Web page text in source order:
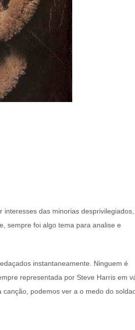
das minorias
sempre foi algo tema para analise e
instantaneamente. Ninguem é
representada por Steve Harris em
podemos ver a o medo do